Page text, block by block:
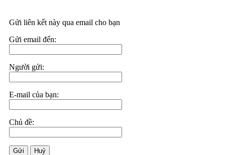
Gửi liên kết này qua email cho bạn
Gửi email đến:
Người gửi:
E-mail của bạn:
Chủ đề:
Gửi Huỷ